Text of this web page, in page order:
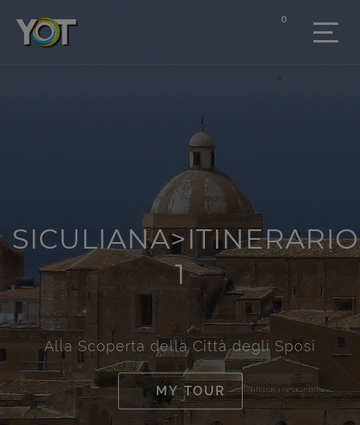
0
SICULIANA>ITINERARIO
1
Alla Scoperta della Città degli Sposi
MY TOUR